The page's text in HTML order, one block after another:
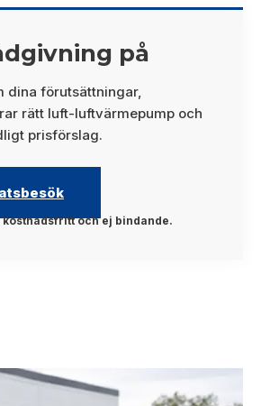
på
dina förutsättningar,
rätt luft-luftvärmepump och
prisförslag.
kostnadsfritt och ej bindande.